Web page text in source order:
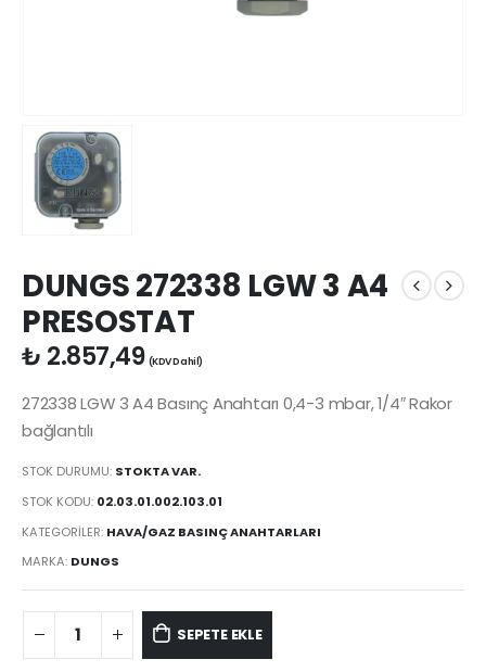
DUNGS 272338 LGW 3 A4
PRESOSTAT
₺ 2.857,49 (KDV Dahil)
272338 LGW 3 A4 Basınç Anahtarı 0,4-3 mbar, 1/4″ Rakor
bağlantılı
STOK DURUMU: STOKTA VAR.
STOK KODU: 02.03.01.002.103.01
KATEGORILER: HAVA/GAZ BASINÇ ANAHTARLARI
MARKA: DUNGS
SEPETE EKLE